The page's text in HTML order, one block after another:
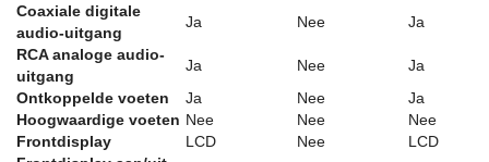
Coaxiale digitale
audio-uitgang
Ja Nee
Ja
RCA analoge audio-
uitgang
Ja Nee
Ja
Ontkoppelde voeten
Ja Nee
Ja
Hoogwaardige voeten Nee Nee
Nee
Frontdisplay
LCD Nee
LCD